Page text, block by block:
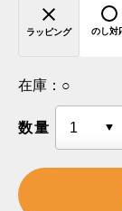
ラッピング のし対
在庫： ○
数量